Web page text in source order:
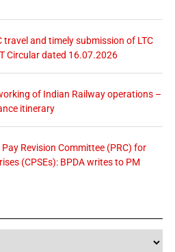
travel and timely submission of LTC
Circular dated 16.07.2026
of Indian Railway operations –
itinerary
Revision Committee (PRC) for
(CPSEs): BPDA writes to PM